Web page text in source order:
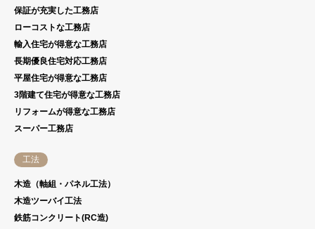
保証が充実した工務店
ローコストな工務店
輸入住宅が得意な工務店
長期優良住宅対応工務店
平屋住宅が得意な工務店
3階建て住宅が得意な工務店
リフォームが得意な工務店
スーパー工務店
工法
木造（軸組・パネル工法）
木造ツーバイ工法
鉄筋コンクリート(RC造)